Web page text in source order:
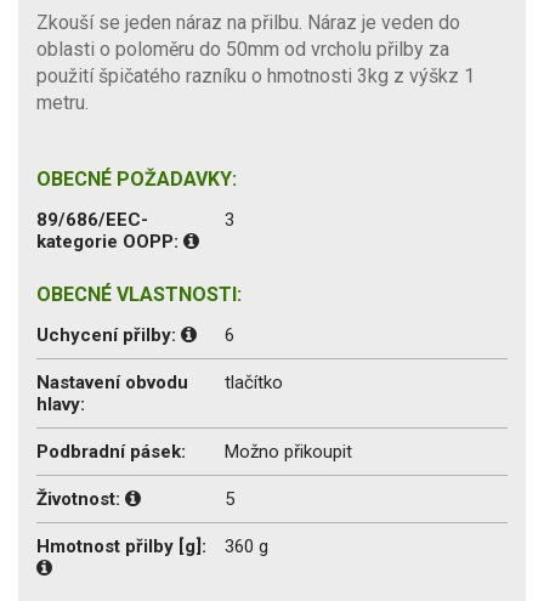
Zkouší se jeden náraz na přilbu. Náraz je veden do
oblasti o poloměru do 50mm od vrcholu přilby za
použití špičatého razníku o hmotnosti 3kg z výškz 1
metru.
OBECNÉ POŽADAVKY:
89/686/EEC-
kategorie OOPP:
3
OBECNÉ VLASTNOSTI:
Uchycení přilby: 6
Nastavení obvodu
hlavy:
tlačítko
Podbradní pásek: Možno přikoupit
Životnost: 5
Hmotnost přilby [g]: 360 g